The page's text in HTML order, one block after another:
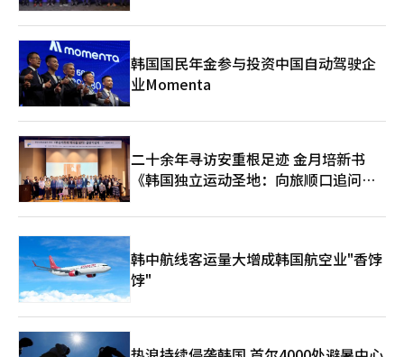
韩国国民年金参与投资中国自动驾驶企
业Momenta
二十余年寻访安重根足迹 金月培新书
《韩国独立运动圣地：向旅顺口追问历
韩中航线客运量大增成韩国航空业"香饽
饽"